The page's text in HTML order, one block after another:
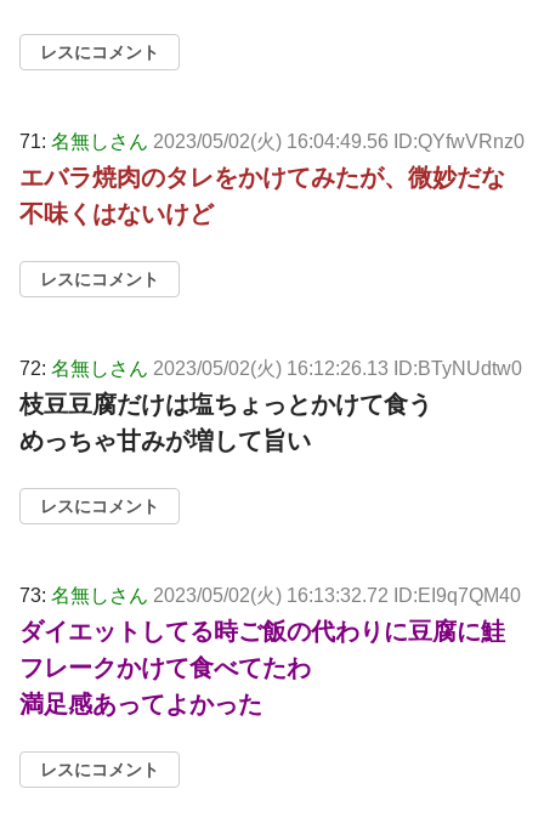
レスにコメント
71: 名無しさん 2023/05/02(火) 16:04:49.56 ID:QYfwVRnz0
エバラ焼肉のタレをかけてみたが、微妙だな
不味くはないけど
レスにコメント
72: 名無しさん 2023/05/02(火) 16:12:26.13 ID:BTyNUdtw0
枝豆豆腐だけは塩ちょっとかけて食う
めっちゃ甘みが増して旨い
レスにコメント
73: 名無しさん 2023/05/02(火) 16:13:32.72 ID:EI9q7QM40
ダイエットしてる時ご飯の代わりに豆腐に鮭
フレークかけて食べてたわ
満足感あってよかった
レスにコメント